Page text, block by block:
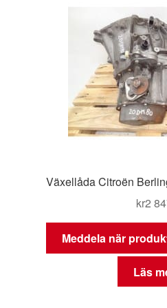
Växellåda Citroën
kr2
Meddela när
Läs